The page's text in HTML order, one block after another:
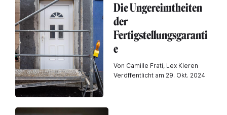
Die Ungereimtheiten
der
Fertigstellungsgaranti
e
Von Camille Frati, Lex Kleren
Veröffentlicht am 29. Okt. 2024